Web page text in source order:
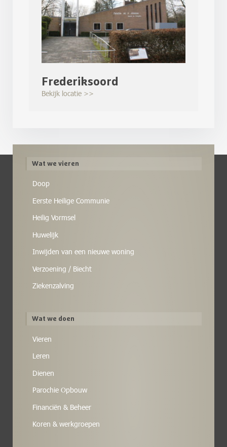
Frederiksoord
Bekijk locatie >>
Wat we vieren
Doop
Eerste Heilige Communie
Heilig Vormsel
Huwelijk
Inwijden van een nieuwe woning
Verzoening / Biecht
Ziekenzalving
Wat we doen
Vieren
Leren
Dienen
Parochie Opbouw
Financiën & Beheer
Koren & werkgroepen